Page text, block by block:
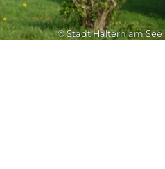
© Stadt Haltern am See